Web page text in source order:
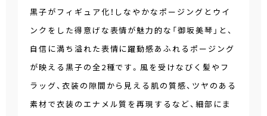
黒子がフィギュア化！しなやかなポージングとウイ
ンクをした得意げな表情が魅力的な「御坂美琴」と、
自信に満ち溢れた表情に躍動感あふれるポージング
が映える黒子の全2種です。風を受けなびく髪やフ
ラッグ、衣装の隙間から見える肌の質感、ツヤのある
素材で衣装のエナメル質を再現するなど、細部にま